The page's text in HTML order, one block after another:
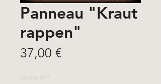
Panneau "Kraut
rappen"
37,00 €Prix
Quantité